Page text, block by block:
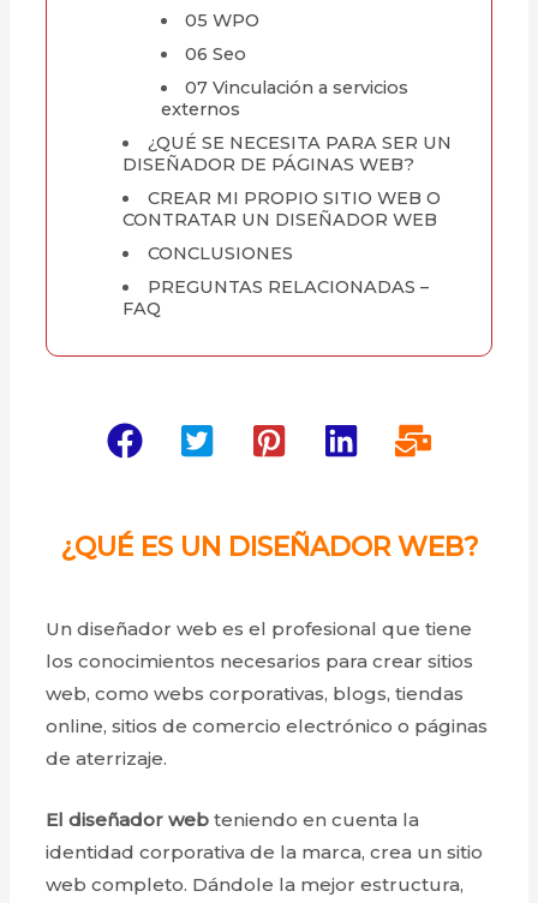
05 WPO
06 Seo
07 Vinculación a servicios
externos
¿QUÉ SE NECESITA PARA SER UN
DISEÑADOR DE PÁGINAS WEB?
CREAR MI PROPIO SITIO WEB O
CONTRATAR UN DISEÑADOR WEB
CONCLUSIONES
PREGUNTAS RELACIONADAS –
FAQ
¿QUÉ ES UN DISEÑADOR WEB?
Un diseñador web es el profesional que tiene
los conocimientos necesarios para crear sitios
web, como webs corporativas, blogs, tiendas
online, sitios de comercio electrónico o páginas
de aterrizaje.
El diseñador web teniendo en cuenta la
identidad corporativa de la marca, crea un sitio
web completo. Dándole la mejor estructura,